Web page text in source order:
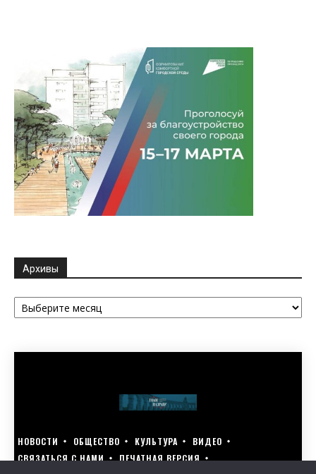
Архивы
Архивы
НОВОСТИ ОБЩЕСТВО КУЛЬТУРА
ВИДЕО
СВЯЗАТЬСЯ С НАМИ
ПЕЧАТНАЯ ВЕРСИЯ